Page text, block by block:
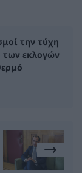
την τύχη
των εκλογών